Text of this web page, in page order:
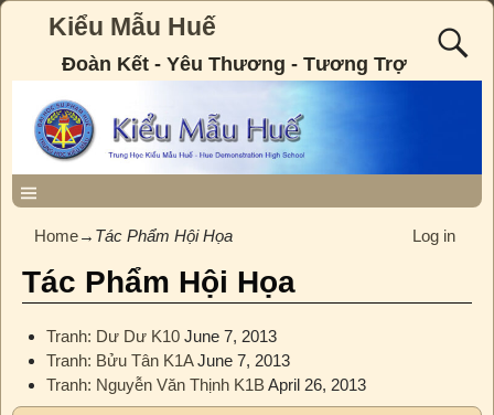
Kiểu Mẫu Huế
Đoàn Kết - Yêu Thương - Tương Trợ
Home→ Tác Phẩm Hội Họa Log in
Tác Phẩm Hội Họa
Tranh: Dư Dư K10 June 7, 2013
Tranh: Bửu Tân K1AJune 7, 2013
Tranh: Nguyễn Văn Thịnh K1B April 26, 2013